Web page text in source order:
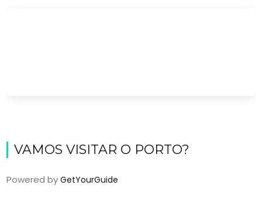
VAMOS VISITAR O PORTO?
Powered byGetYourGuide